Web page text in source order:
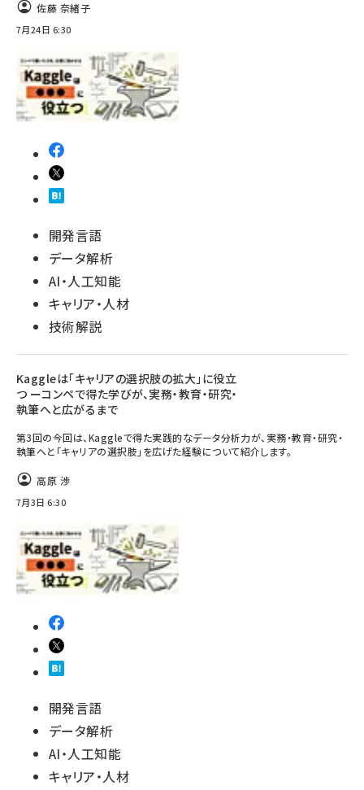
佐藤 奈緒子
7月24日 6:30
開発言語
データ解析
AI・人工知能
キャリア・人材
技術解説
Kaggleは「キャリアの選択肢の拡大」に役立
つ ーコンペで得た学びが、実務・教育・研究・
執筆へと広がるまで
第3回の今回は、Kaggleで得た実践的なデータ分析力が、実務・教育・研究・
執筆へと「キャリアの選択肢」を広げた経験について紹介します。
高原 渉
7月3日 6:30
開発言語
データ解析
AI・人工知能
キャリア・人材